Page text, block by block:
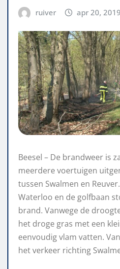
ruiver apr 20, 2019
Beesel – De brandweer is
meerdere voertuigen
tussen Swalmen en
Waterloo en de golfbaan
brand. Vanwege de
het droge gras met een
eenvoudig vlam vatten.
het verkeer richting